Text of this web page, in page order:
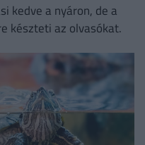
kedve a nyáron, de a
készteti az olvasókat.